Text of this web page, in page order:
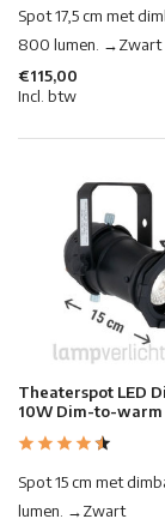
Spot 17,5 cm met
800 lumen. →Zwart
€115,00
Incl. btw
Theaterspot LED
10W Dim-to-warm
Spot 15 cm met
lumen. →Zwart